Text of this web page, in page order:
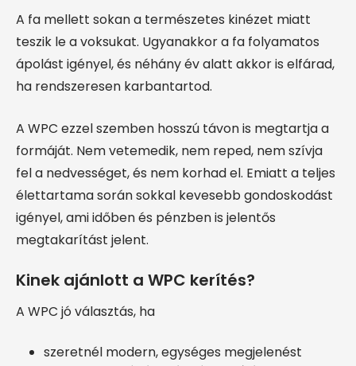
A fa mellett sokan a természetes kinézet miatt
teszik le a voksukat. Ugyanakkor a fa folyamatos
ápolást igényel, és néhány év alatt akkor is elfárad,
ha rendszeresen karbantartod.
A WPC ezzel szemben hosszú távon is megtartja a
formáját. Nem vetemedik, nem reped, nem szívja
fel a nedvességet, és nem korhad el. Emiatt a teljes
élettartama során sokkal kevesebb gondoskodást
igényel, ami időben és pénzben is jelentős
megtakarítást jelent.
Kinek ajánlott a WPC kerítés?
A WPC jó választás, ha
szeretnél modern, egységes megjelenést